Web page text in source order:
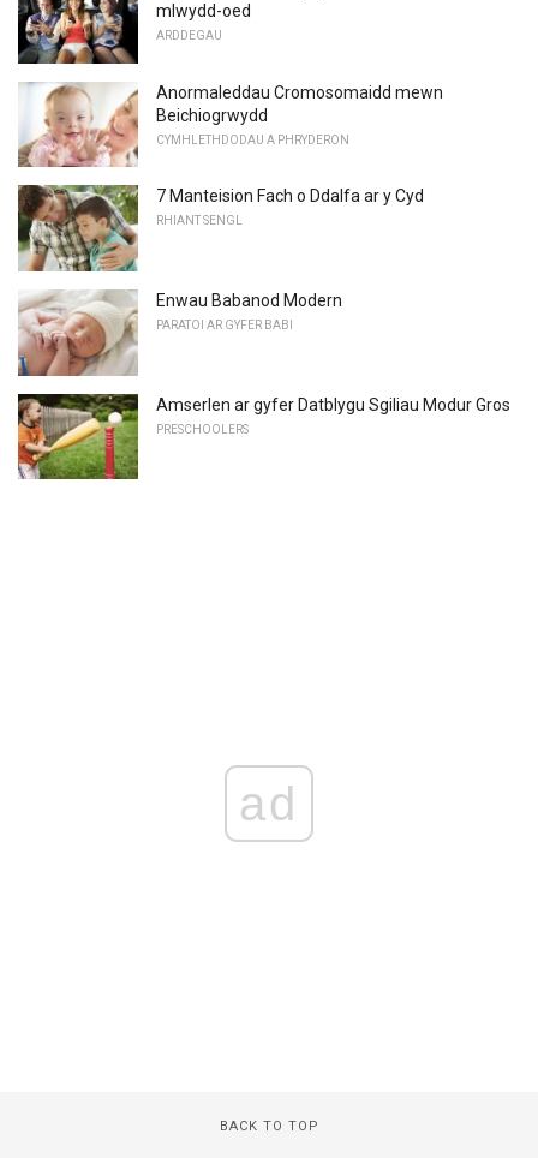
mlwydd-oed
ARDDEGAU
Anormaleddau Cromosomaidd mewn
Beichiogrwydd
CYMHLETHDODAU A PHRYDERON
7 Manteision Fach o Ddalfa ar y Cyd
RHIANT SENGL
Enwau Babanod Modern
PARATOI AR GYFER BABI
Amserlen ar gyfer Datblygu Sgiliau Modur Gros
PRESCHOOLERS
ad
BACK TO TOP